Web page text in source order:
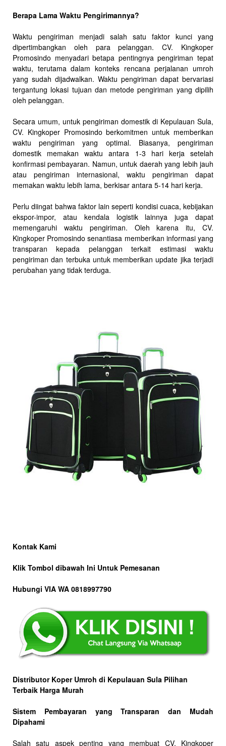
Berapa Lama Waktu Pengirimannya?
Waktu pengiriman menjadi salah satu faktor kunci yang
dipertimbangkan oleh para pelanggan. CV. Kingkoper
Promosindo menyadari betapa pentingnya pengiriman tepat
waktu, terutama dalam konteks rencana perjalanan umroh
yang sudah dijadwalkan. Waktu pengiriman dapat bervariasi
tergantung lokasi tujuan dan metode pengiriman yang dipilih
oleh pelanggan.
Secara umum, untuk pengiriman domestik di Kepulauan Sula,
CV. Kingkoper Promosindo berkomitmen untuk memberikan
waktu pengiriman yang optimal. Biasanya, pengiriman
domestik memakan waktu antara 1-3 hari kerja setelah
konfirmasi pembayaran. Namun, untuk daerah yang lebih jauh
atau pengiriman internasional, waktu pengiriman dapat
memakan waktu lebih lama, berkisar antara 5-14 hari kerja.
Perlu diingat bahwa faktor lain seperti kondisi cuaca, kebijakan
ekspor-impor, atau kendala logistik lainnya juga dapat
memengaruhi waktu pengiriman. Oleh karena itu, CV.
Kingkoper Promosindo senantiasa memberikan informasi yang
transparan kepada pelanggan terkait estimasi waktu
pengiriman dan terbuka untuk memberikan update jika terjadi
perubahan yang tidak terduga.
Kontak Kami
Klik Tombol dibawah Ini Untuk Pemesanan
Hubungi VIA WA 0818997790
Distributor Koper Umroh di Kepulauan Sula Pilihan
Terbaik Harga Murah
Sistem Pembayaran yang Transparan dan Mudah
Dipahami
Salah satu aspek penting yang membuat CV. Kingkoper